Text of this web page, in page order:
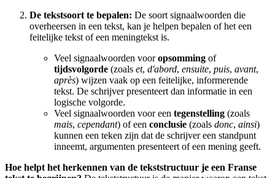
De tekstsoort te bepalen: De soort signaalwoorden die
overheersen in een tekst, kan je helpen bepalen of het een
feitelijke tekst of een meningtekst is.
Veel signaalwoorden vooropsomming of
tijdsvolgorde (zoals et, d'abord, ensuite, puis, avant,
après) wijzen vaak op een feitelijke, informerende
tekst. De schrijver presenteert dan informatie in een
logische volgorde.
Veel signaalwoorden voor een tegenstelling (zoals
mais, cependant) of een conclusie (zoals donc, ainsi)
kunnen een teken zijn dat de schrijver een standpunt
inneemt, argumenten presenteert of een mening geeft.
Hoe helpt het herkennen van de tekststructuur je een Franse